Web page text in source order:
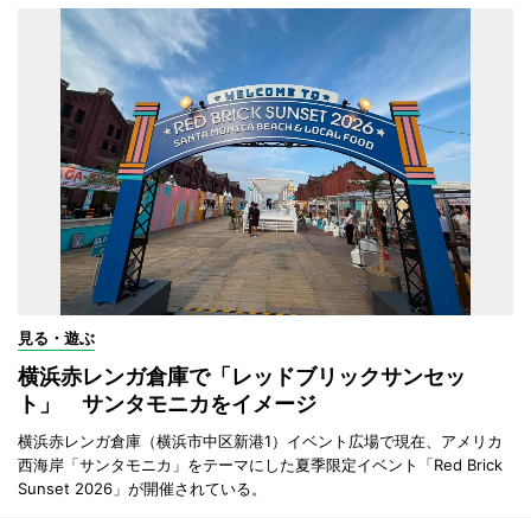
見る・遊ぶ
横浜赤レンガ倉庫で「レッドブリックサンセッ
ト」 サンタモニカをイメージ
横浜赤レンガ倉庫（横浜市中区新港1）イベント広場で現在、アメリカ
西海岸「サンタモニカ」をテーマにした夏季限定イベント「Red Brick
Sunset 2026」が開催されている。